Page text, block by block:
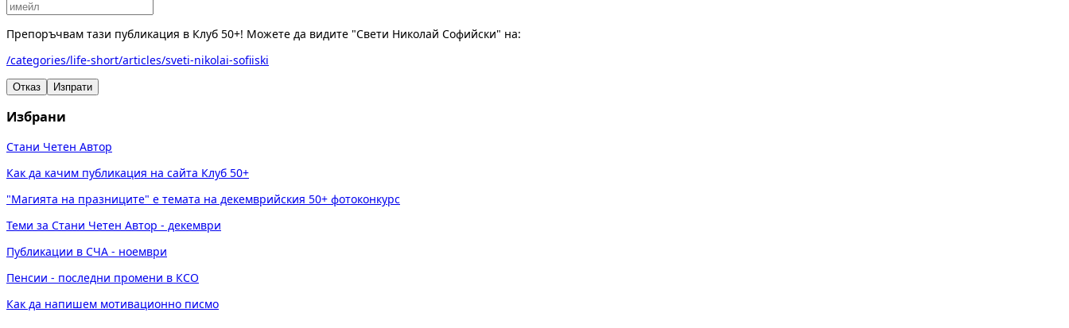
Препоръчвам тази публикация в Клуб 50+! Можете да видите "Свети Николай Софийски" на:
/categories/life-short/articles/sveti-nikolai-sofiiski
Отказ Изпрати
Избрани
Стани Четен Автор
Как да качим публикация на сайта Клуб 50+
"Магията на празниците" е темата на декемврийския 50+ фотоконкурс
Теми за Стани Четен Автор - декември
Публикации в СЧА - ноември
Пенсии - последни промени в КСО
Как да напишем мотивационно писмо